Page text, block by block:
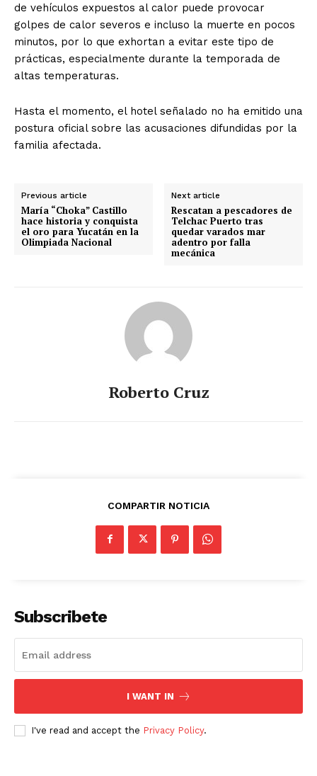
de vehículos expuestos al calor puede provocar
golpes de calor severos e incluso la muerte en pocos
minutos, por lo que exhortan a evitar este tipo de
prácticas, especialmente durante la temporada de
altas temperaturas.
Hasta el momento, el hotel señalado no ha emitido una
postura oficial sobre las acusaciones difundidas por la
familia afectada.
Previous article
María “Choka” Castillo
hace historia y conquista
el oro para Yucatán en la
Olimpiada Nacional
Next article
Rescatan a pescadores de
Telchac Puerto tras
quedar varados mar
adentro por falla
mecánica
Roberto Cruz
COMPARTIR NOTICIA
Subscribete
I WANT IN
I've read and accept the Privacy Policy.